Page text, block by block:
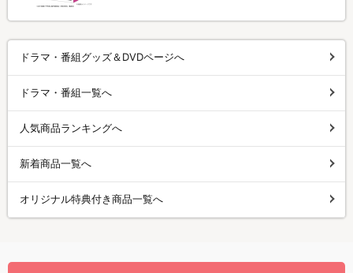
ドラマ・番組グッズ＆DVDページへ
ドラマ・番組一覧へ
人気商品ランキングへ
新着商品一覧へ
オリジナル特典付き商品一覧へ